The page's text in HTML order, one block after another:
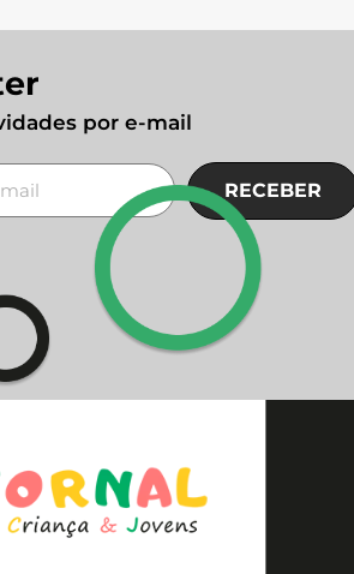
por e-mail
RECEBER